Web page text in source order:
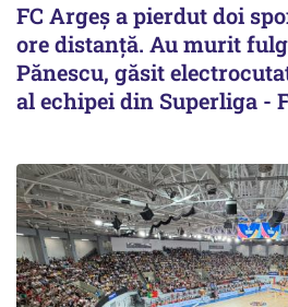
FC Argeș a pierdut doi
ore distanță. Au murit
Pănescu, găsit
al echipei din Superliga -